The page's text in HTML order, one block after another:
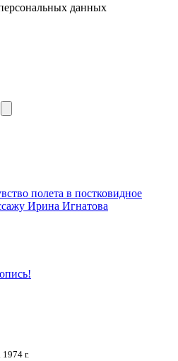
данных
полета в постковидное
Ирина Игнатова
1974 г.